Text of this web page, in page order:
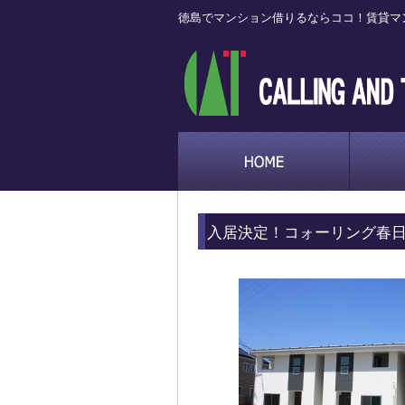
徳島でマンション借りるならココ！賃貸
入居決定！コォーリング春